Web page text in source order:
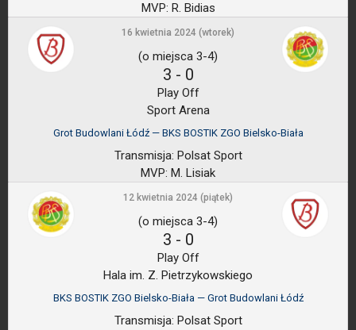
MVP: R. Bidias
16 kwietnia 2024 (wtorek)
(o miejsca 3-4)
3 - 0
Play Off
Sport Arena
Grot Budowlani Łódź — BKS BOSTIK ZGO Bielsko-Biała
Transmisja: Polsat Sport
MVP: M. Lisiak
12 kwietnia 2024 (piątek)
(o miejsca 3-4)
3 - 0
Play Off
Hala im. Z. Pietrzykowskiego
BKS BOSTIK ZGO Bielsko-Biała — Grot Budowlani Łódź
Transmisja: Polsat Sport